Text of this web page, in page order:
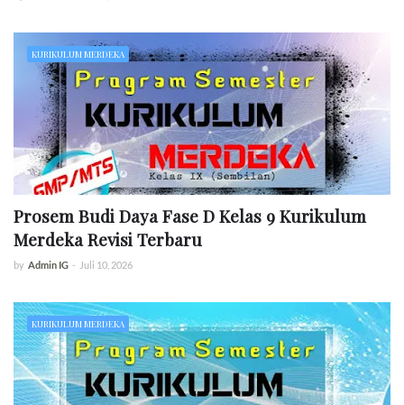
KURIKULUM MERDEKA
Prosem Budi Daya Fase D Kelas 9 Kurikulum
Merdeka Revisi Terbaru
by Admin IG - Juli 10, 2026
KURIKULUM MERDEKA